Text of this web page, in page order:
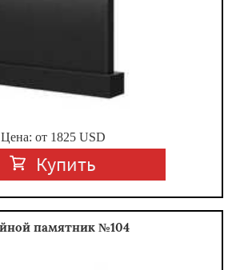
Цена: от 1825USD
Купить
памятник №104